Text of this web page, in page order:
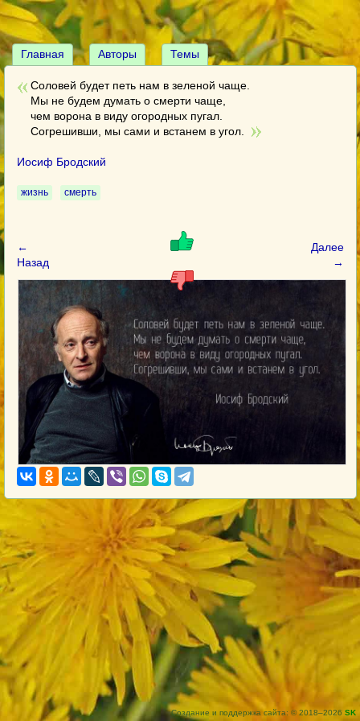
Главная Авторы Темы
Соловей будет петь нам в зеленой чаще.
Мы не будем думать о смерти чаще,
чем ворона в виду огородных пугал.
Согрешивши, мы сами и встанем в угол.
Иосиф Бродский
жизнь смерть
←
Назад
Далее
→
Создание и поддержка сайта: © 2018–2026 SK